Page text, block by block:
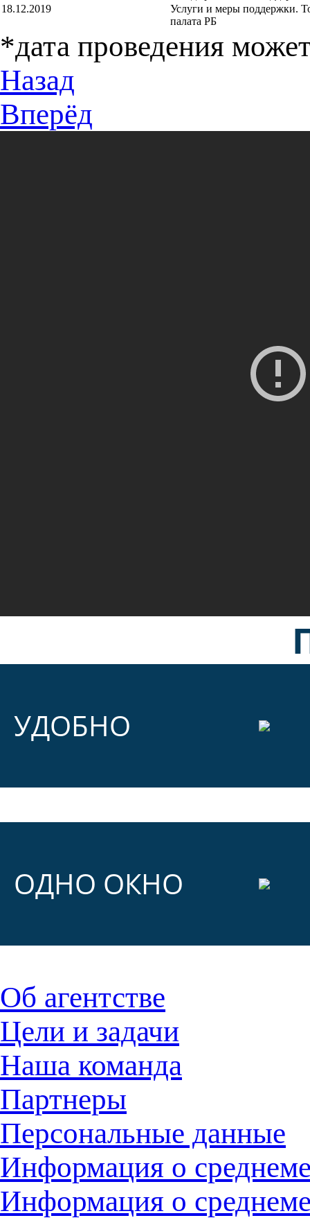
18.12.2019
Услуги и меры поддержки.
палата РБ
*дата проведения
Назад
Вперёд
УДОБНО
ОДНО ОКНО
Об агентстве
Цели и задачи
Наша команда
Партнеры
Персональные данные
Информация о
Информация о